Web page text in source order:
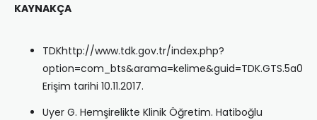
KAYNAKÇA
TDKhttp://www.tdk.gov.tr/index.php?
option=com_bts&arama=kelime&guid=TDK.GTS.5a0
Erişim tarihi 10.11.2017.
Uyer G. Hemşirelikte Klinik Öğretim. Hatiboğlu